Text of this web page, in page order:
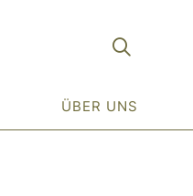
ÜBER UNS